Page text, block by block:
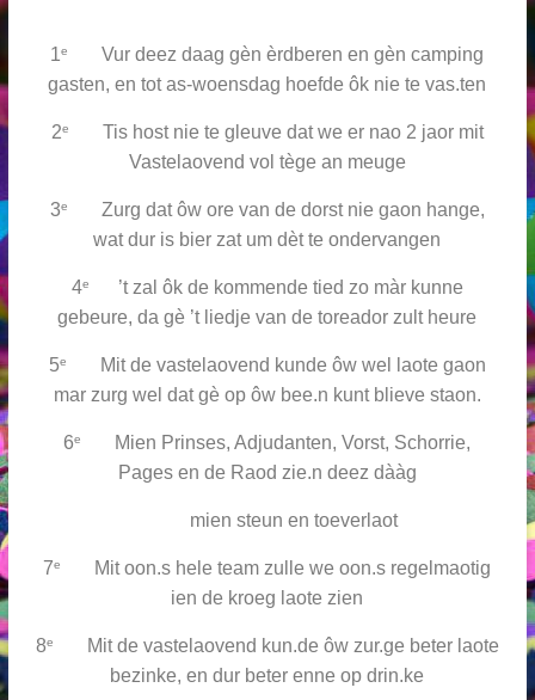
1e
Vur deez daag gèn èrdberen en gèn camping
gasten, en tot as-woensdag hoefde ôk nie te vas.ten
2e
Tis host nie te gleuve dat we er nao 2 jaor mit
Vastelaovend vol tège an meuge
3e
Zurg dat ôw ore van de dorst nie gaon hange,
wat dur is bier zat um dèt te ondervangen
4e
’t zal ôk de kommende tied zo màr kunne
gebeure, da gè ’t liedje van de toreador zult heure
5e
Mit de vastelaovend kunde ôw wel laote gaon
mar zurg wel dat gè op ôw bee.n kunt blieve staon.
6e
Mien Prinses, Adjudanten, Vorst, Schorrie,
Pages en de Raod zie.n deez dààg
mien steun en toeverlaot
7e
Mit oon.s hele team zulle we oon.s regelmaotig
ien de kroeg laote zien
8e
Mit de vastelaovend kun.de ôw zur.ge beter laote
bezinke, en dur beter enne op drin.ke